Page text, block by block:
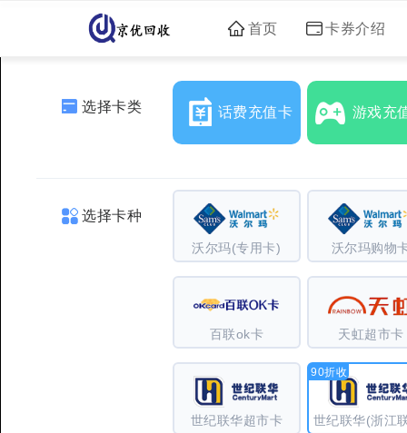
首页 卡券介绍
选择卡类 话费充值卡 游戏充
选择卡种
沃尔玛(专用卡) 沃尔玛购物
百联ok卡 天虹超市卡
世纪联华超市卡 世纪联华(浙江
90折收